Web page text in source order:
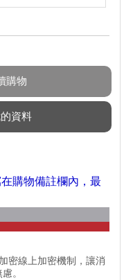
購物備註欄內，最
密線上加密機制，讓消
。